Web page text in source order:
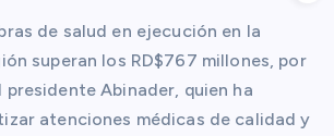
de salud en ejecución en la
superan los RD$767 millones, por
Abinader, quien ha
atenciones médicas de calidad y